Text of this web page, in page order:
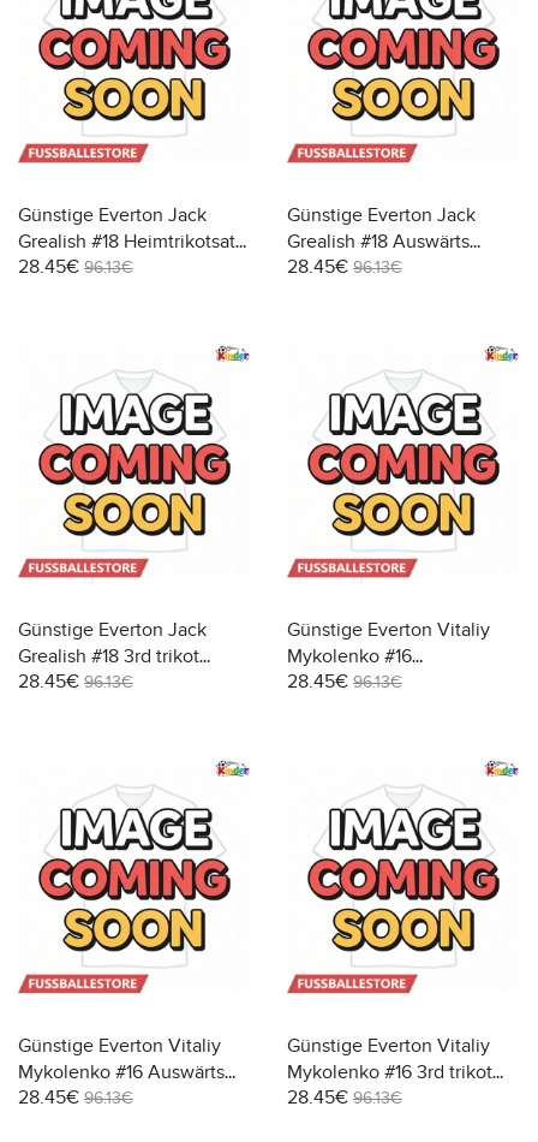
Günstige Everton Jack
Grealish #18 Heimtrikotsatz
Kinder 2026-27 Kurzarm (+
28.45€ 96.13€
Günstige Everton Jack
Grealish #18 Auswärts
Trikotsatzt Kinder 2026-27
28.45€ 96.13€
Günstige Everton Jack
Grealish #18 3rd trikot
Kinder 2026-27 Kurzarm (+
28.45€ 96.13€
Günstige Everton Vitaliy
Mykolenko #16
Heimtrikotsatz Kinder
28.45€ 96.13€
Günstige Everton Vitaliy
Mykolenko #16 Auswärts
Trikotsatzt Kinder 2026-27
28.45€ 96.13€
Günstige Everton Vitaliy
Mykolenko #16 3rd trikot
Kinder 2026-27 Kurzarm (+
28.45€ 96.13€